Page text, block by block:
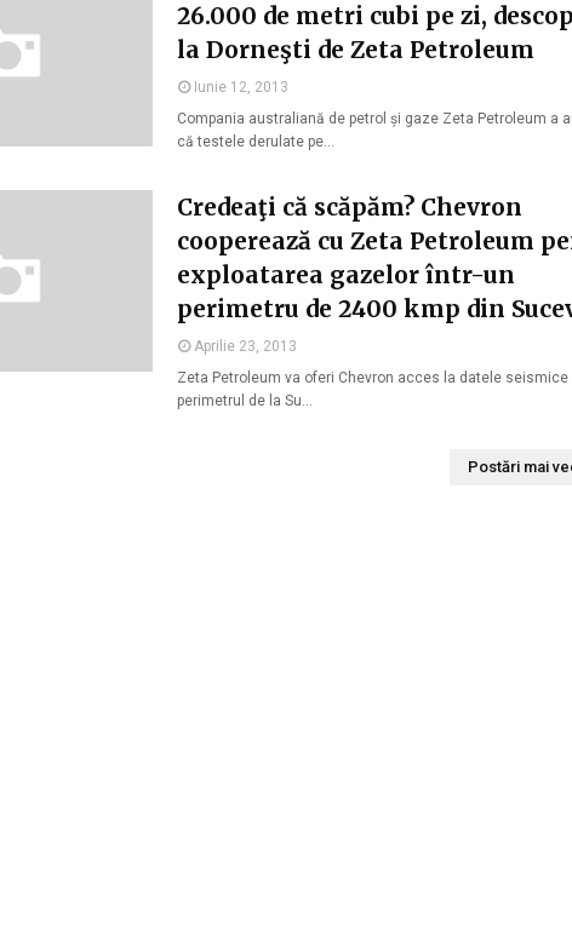
26.000 de metri cubi pe zi,
la Dorneşti de Zeta Petroleum
Iunie 12, 2013
Compania australiană de petrol și gaze Zeta Petroleum a
că testele derulate pe…
Credeaţi că scăpăm? Chevron
cooperează cu Zeta Petroleum
exploatarea gazelor într-un
perimetru de 2400 kmp din
Aprilie 23, 2013
Zeta Petroleum va oferi Chevron acces la datele seismice
perimetrul de la Su…
Postări mai